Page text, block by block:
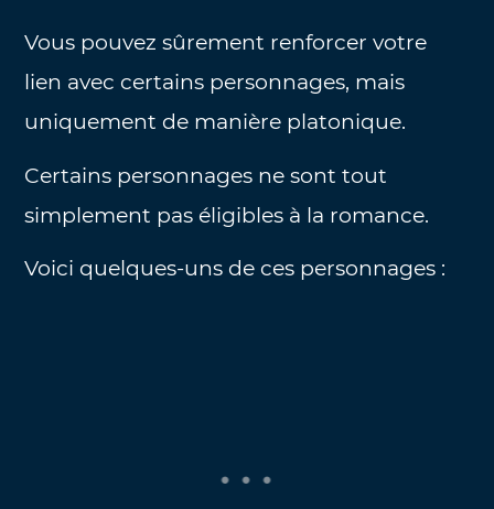
Vous pouvez sûrement renforcer votre
lien avec certains personnages, mais
uniquement de manière platonique.
Certains personnages ne sont tout
simplement pas éligibles à la romance.
Voici quelques-uns de ces personnages :